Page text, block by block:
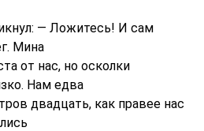
— Ложитесь! И сам
Мина
от нас, но осколки
Нам едва
двадцать, как правее нас